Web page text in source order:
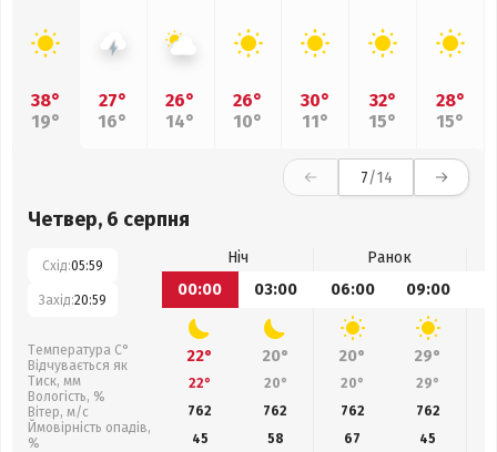
38°
19°
27°
16°
26°
14°
26°
10°
30°
11°
32°
15°
28°
15°
7/14
Четвер, 6 серпня
Схід:05:59
Захід:20:59
Температура С°
Відчувається як
Тиск, мм
Вологість, %
Вітер, м/с
Ймовірність опадів,
%
Ніч
Ранок
00:00
03:00 06:00 09:00
22° 20° 20° 29°
22° 20° 20° 29°
762
762 762 762
45
58 67 45